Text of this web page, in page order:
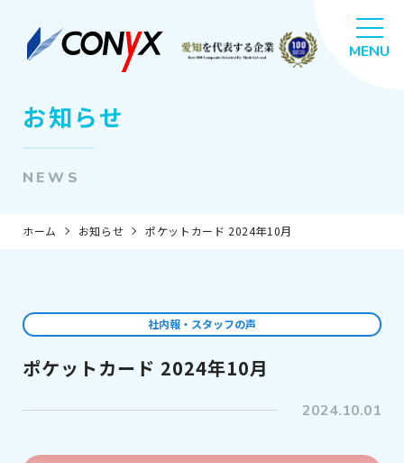
お知らせ
NEWS
ホーム お知らせ ポケットカード 2024年10月
社内報・スタッフの声
ポケットカード 2024年10月
2024.10.01